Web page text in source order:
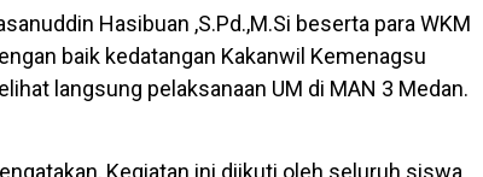
Hasibuan ,S.Pd.,M.Si beserta para WKM
baik kedatangan Kakanwil Kemenagsu
langsung pelaksanaan UM di MAN 3 Medan.
Kegiatan ini diikuti oleh seluruh siswa